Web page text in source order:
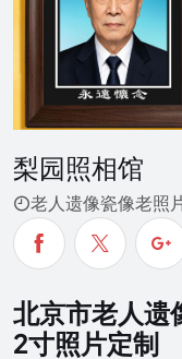
梨园照相馆
老人遗像瓷像老照
北京市老人遗
2寸照片定制